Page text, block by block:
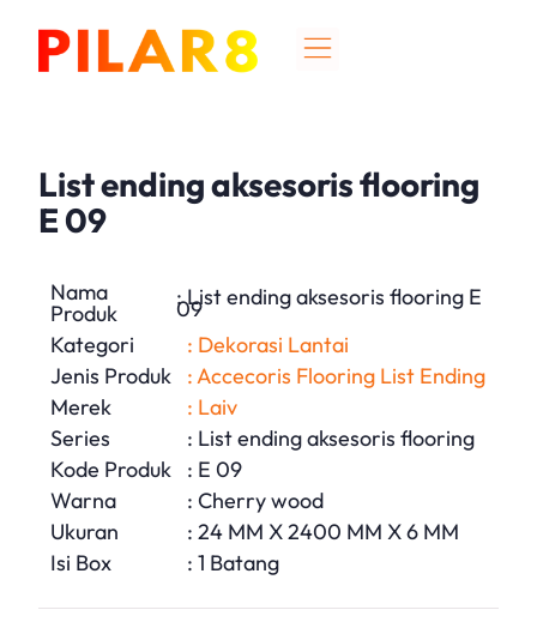
List ending aksesoris flooring
E 09
Nama
Produk
: List ending aksesoris flooring E
09
Kategori
: Dekorasi Lantai
Jenis Produk
: Accecoris Flooring List Ending
Merek
: Laiv
Series
: List ending aksesoris flooring
Kode Produk
: E 09
Warna
: Cherry wood
Ukuran
: 24 MM X 2400 MM X 6 MM
Isi Box
: 1 Batang